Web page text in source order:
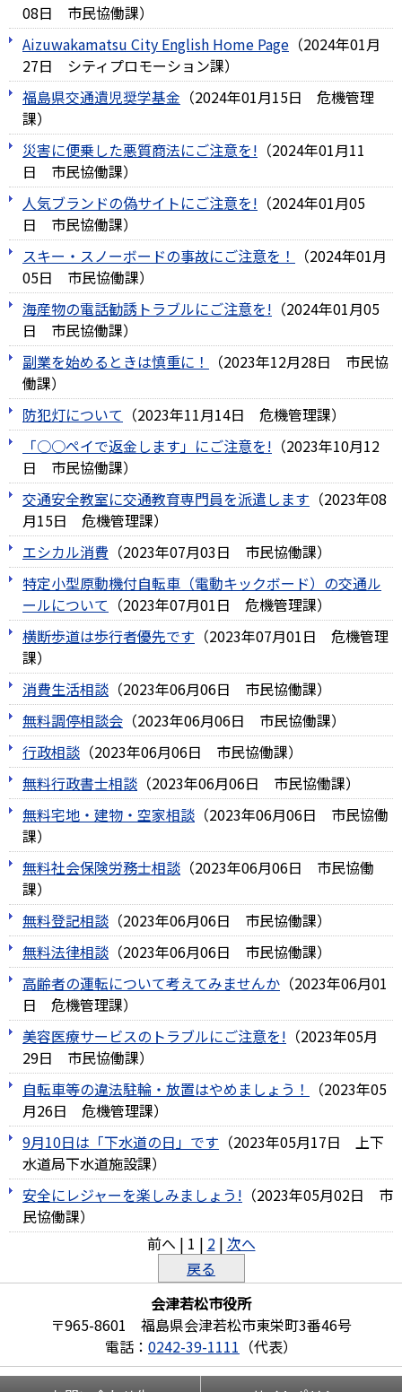
08日
市民協働課）
Aizuwakamatsu City English Home Page （2024年01月
27日
シティプロモーション課）
福島県交通遺児奨学基金 （2024年01月15日
危機管理
課）
災害に便乗した悪質商法にご注意を! （2024年01月11
日
市民協働課）
人気ブランドの偽サイトにご注意を! （2024年01月05
日
市民協働課）
スキー・スノーボードの事故にご注意を！
（2024年01月
05日
市民協働課）
海産物の電話勧誘トラブルにご注意を! （2024年01月05
日
市民協働課）
副業を始めるときは慎重に！
（2023年12月28日
市民協
働課）
防犯灯について （2023年11月14日 危機管理課）
「○○ペイで返金します」にご注意を! （2023年10月12
日
市民協働課）
交通安全教室に交通教育専門員を派遣します （2023年08
月15日
危機管理課）
エシカル消費 （2023年07月03日 市民協働課）
特定小型原動機付自転車（電動キックボード）の交通ル
ールについて （2023年07月01日 危機管理課）
横断歩道は歩行者優先です （2023年07月01日
危機管理
課）
消費生活相談 （2023年06月06日 市民協働課）
無料調停相談会 （2023年06月06日 市民協働課）
行政相談 （2023年06月06日 市民協働課）
無料行政書士相談 （2023年06月06日 市民協働課）
無料宅地・建物・空家相談 （2023年06月06日
市民協働
課）
無料社会保険労務士相談 （2023年06月06日
市民協働
課）
無料登記相談 （2023年06月06日 市民協働課）
無料法律相談 （2023年06月06日 市民協働課）
高齢者の運転について考えてみませんか （2023年06月01
日
危機管理課）
美容医療サービスのトラブルにご注意を! （2023年05月
29日
市民協働課）
自転車等の違法駐輪・放置はやめましょう！
（2023年05
月26日
危機管理課）
9月10日は「下水道の日」です （2023年05月17日
上下
水道局下水道施設課）
安全にレジャーを楽しみましょう! （2023年05月02日
市
民協働課）
前へ | 1 | 2| 次へ
戻る
会津若松市役所
〒965-8601 福島県会津若松市東栄町3番46号
電話： 0242-39-1111 （代表）